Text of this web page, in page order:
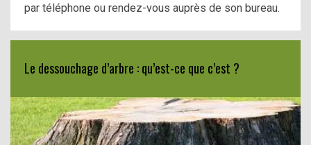
par téléphone ou rendez-vous auprès de son bureau.
Le dessouchage d’arbre : qu’est-ce que c’est ?